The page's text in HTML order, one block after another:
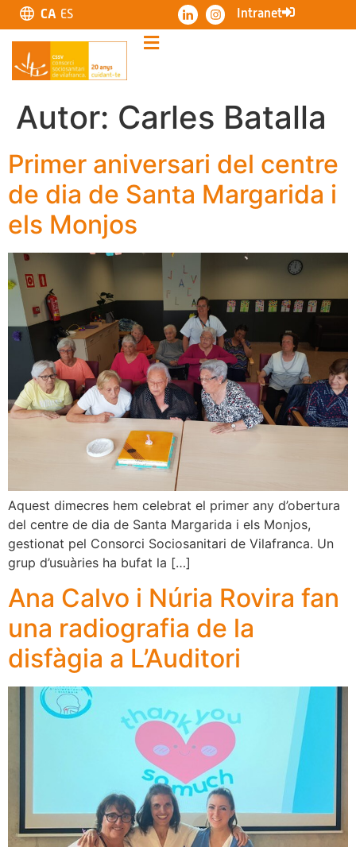
CA ES Intranet
Autor: Carles Batalla
Primer aniversari del centre
de dia de Santa Margarida i
els Monjos
Aquest dimecres hem celebrat el primer any d’obertura
del centre de dia de Santa Margarida i els Monjos,
gestionat pel Consorci Sociosanitari de Vilafranca. Un
grup d’usuàries ha bufat la […]
Ana Calvo i Núria Rovira fan
una radiografia de la
disfàgia a L’Auditori